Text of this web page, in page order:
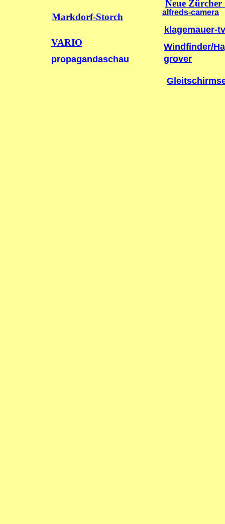
Markdorf-Storch
propagandaschau
klagemauer-tv
Windfinder/
grover
Neue
alfreds-camera
VARIO